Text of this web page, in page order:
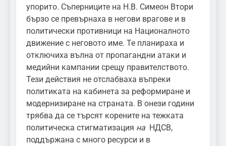
упорито. Съперниците на Н.В. Симеон Втори
бързо се превърнаха в негови врагове и в
политически противници на Националното
движение с неговото име. Те планираха и
отключиха вълна от пропагандни атаки и
медийни кампании срещу правителството.
Тези действия не отслабваха въпреки
политиката на кабинета за реформиране и
модернизиране на страната. В онези години
трябва да се търсят корените на тежката
политическа стигматизация на НДСВ,
поддържана с много ресурси и в